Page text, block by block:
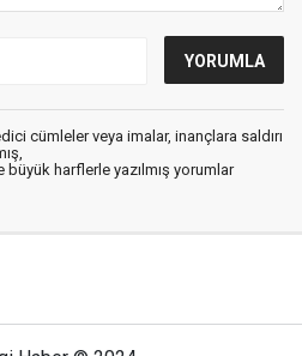
cümleler veya imalar, inançlara saldırı
büyük harflerle yazılmış yorumlar